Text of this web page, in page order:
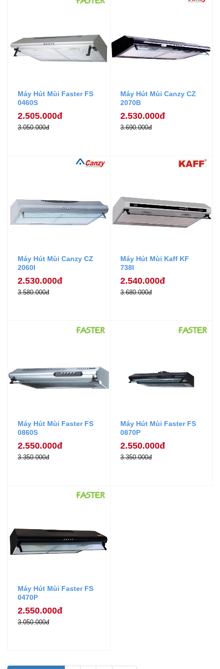
Máy Hút Mùi Faster FS
0460S
2.505.000đ
3.050.000đ
Máy Hút Mùi Canzy CZ
2070B
2.530.000đ
3.690.000đ
Máy Hút Mùi Canzy CZ
2060I
2.530.000đ
3.580.000đ
Máy Hút Mùi Kaff KF
738I
2.540.000đ
3.680.000đ
Máy Hút Mùi Faster FS
0860S
2.550.000đ
3.350.000đ
Máy Hút Mùi Faster FS
0870P
2.550.000đ
3.350.000đ
Máy Hút Mùi Faster FS
0470P
2.550.000đ
3.050.000đ